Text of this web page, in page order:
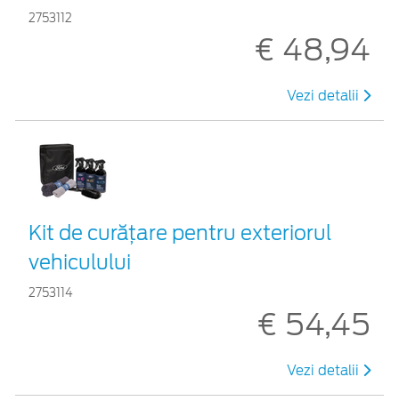
2753112
€ 48,94
Vezi detalii
Kit de curățare pentru exteriorul
vehiculului
2753114
€ 54,45
Vezi detalii